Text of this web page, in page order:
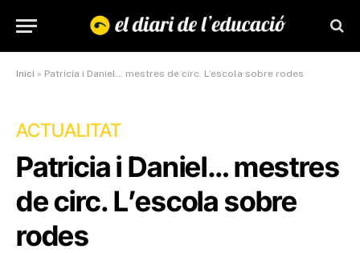
Inici » Patricia i Daniel… mestres de circ. L’escola sobre rodes
ACTUALITAT
Patricia i Daniel… mestres
de circ. L’escola sobre
rodes